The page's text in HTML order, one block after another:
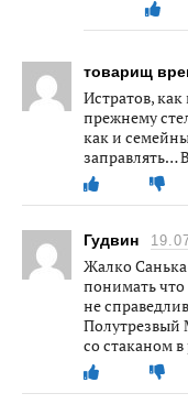
товарищ
Истратов,
прежнему
как и
заправлять…
Гудвин
Жалко
понимать
не
Полутрезвый
со стаканом